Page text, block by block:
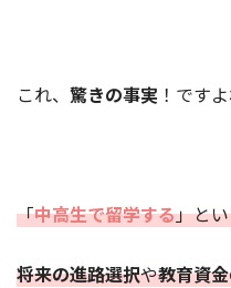
これ、 驚きの事実 ！です
「中高生で留学する」と
将来の進路選択や教育資